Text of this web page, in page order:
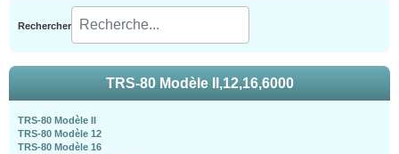
Rechercher
TRS-80 Modèle II,12,16,6000
TRS-80 Modèle II
TRS-80 Modèle 12
TRS-80 Modèle 16